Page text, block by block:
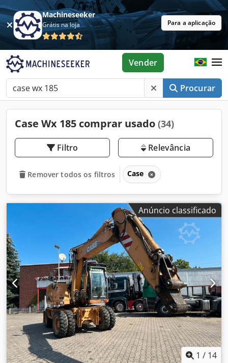
Machineseeker
Grátis na loja Para a aplicação
Procurar
Vender
Case Wx 185 comprar usado (34)
Filtro Relevância
Remover todos os filtros Case
Anúncio classificado
1 / 14